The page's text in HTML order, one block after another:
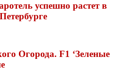
успешно растет в
Огорода. F1 ‘Зеленые